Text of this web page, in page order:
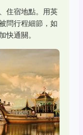
住宿地點。用英
問行程細節，如
快通關。